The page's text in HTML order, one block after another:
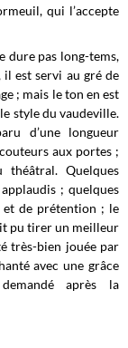
qui l’accepte
dure pas long-tems,
il est servi au gré de
; mais le ton en est
style du vaudeville.
d’une longueur
aux portes ;
Quelques
; quelques
et de prétention ; le
pu tirer un meilleur
très-bien jouée par
avec une grâce
après la